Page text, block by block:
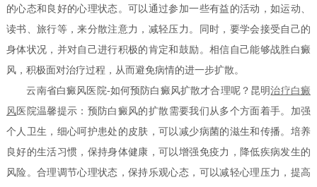
的心态和良好的心理状态。可以通过参加一些有益的活动，如运动、
读书、旅行等，来分散注意力，减轻压力。同时，要学会接受自己的
身体状况，并对自己进行积极的肯定和鼓励。相信自己能够战胜白癜
风，积极面对治疗过程，从而避免病情的进一步扩散。
云南省白癜风医院-如何预防白癜风扩散才合理呢？昆明治疗白癜
风 医院温馨提示：预防白癜风的扩散需要我们从多个方面着手。加强
个人卫生，细心呵护患处的皮肤，可以减少病菌的滋生和传播。培养
良好的生活习惯，保持身体健康，可以增强免疫力，降低疾病发生的
风险。合理调节心理状态，保持乐观心态，可以减轻心理压力，提高